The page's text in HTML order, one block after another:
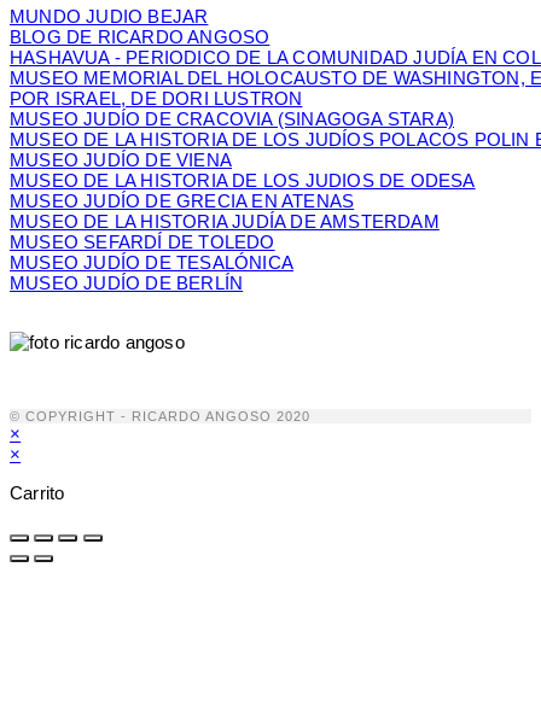
MUNDO JUDIO BEJAR
BLOG DE RICARDO ANGOSO
HASHAVUA - PERIODICO DE LA COMUNIDAD JUDÍA EN
MUSEO MEMORIAL DEL HOLOCAUSTO DE WASHINGTON,
POR ISRAEL, DE DORI LUSTRON
MUSEO JUDÍO DE CRACOVIA (SINAGOGA STARA)
MUSEO DE LA HISTORIA DE LOS JUDÍOS POLACOS POLIN
MUSEO JUDÍO DE VIENA
MUSEO DE LA HISTORIA DE LOS JUDIOS DE ODESA
MUSEO JUDÍO DE GRECIA EN ATENAS
MUSEO DE LA HISTORIA JUDÍA DE AMSTERDAM
MUSEO SEFARDÍ DE TOLEDO
MUSEO JUDÍO DE TESALÓNICA
MUSEO JUDÍO DE BERLÍN
© COPYRIGHT - RICARDO ANGOSO 2020
×
×
Carrito